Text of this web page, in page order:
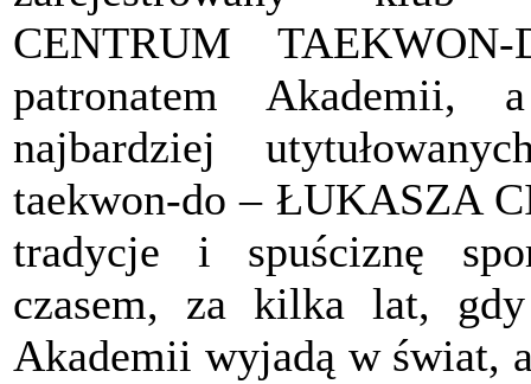
CENTRUM
patronatem Akademii,
najbardziej
taekwon-do – ŁUKASZA
tradycje i spuściznę
czasem, za kilka lat,
Akademii wyjadą w świat,